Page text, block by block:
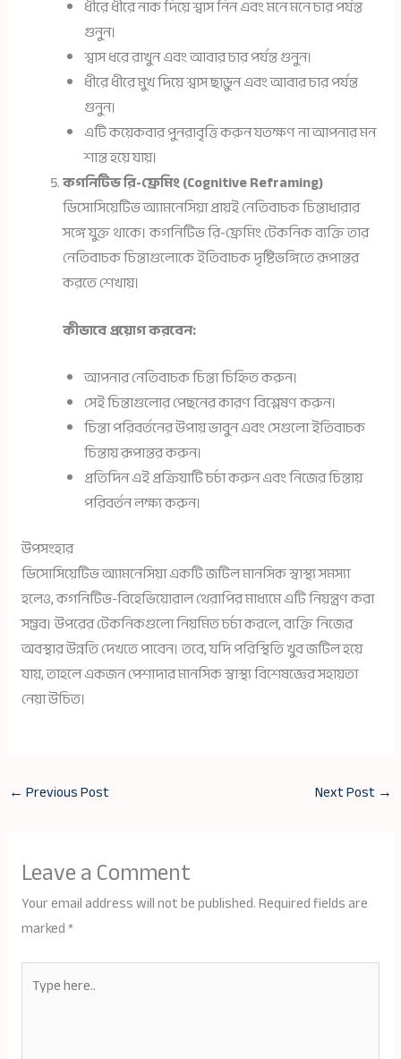
ধীরে ধীরে নাক দিয়ে শ্বাস নিন এবং মনে মনে চার পর্যন্ত
গুনুন।
শ্বাস ধরে রাখুন এবং আবার চার পর্যন্ত গুনুন।
ধীরে ধীরে মুখ দিয়ে শ্বাস ছাড়ুন এবং আবার চার পর্যন্ত
গুনুন।
এটি কয়েকবার পুনরাবৃত্তি করুন যতক্ষণ না আপনার মন
শান্ত হয়ে যায়।
কগনিটিভ রি-ফ্রেমিং (Cognitive Reframing)
ডিসোসিয়েটিভ অ্যামনেসিয়া প্রায়ই নেতিবাচক চিন্তাধারার
সঙ্গে যুক্ত থাকে। কগনিটিভ রি-ফ্রেমিং টেকনিক ব্যক্তি তার
নেতিবাচক চিন্তাগুলোকে ইতিবাচক দৃষ্টিভঙ্গিতে রূপান্তর
করতে শেখায়।
কীভাবে প্রয়োগ করবেন:
আপনার নেতিবাচক চিন্তা চিহ্নিত করুন।
সেই চিন্তাগুলোর পেছনের কারণ বিশ্লেষণ করুন।
চিন্তা পরিবর্তনের উপায় ভাবুন এবং সেগুলো ইতিবাচক
চিন্তায় রূপান্তর করুন।
প্রতিদিন এই প্রক্রিয়াটি চর্চা করুন এবং নিজের চিন্তায়
পরিবর্তন লক্ষ্য করুন।
উপসংহার
ডিসোসিয়েটিভ অ্যামনেসিয়া একটি জটিল মানসিক স্বাস্থ্য সমস্যা
হলেও, কগনিটিভ-বিহেভিয়োরাল থেরাপির মাধ্যমে এটি নিয়ন্ত্রণ করা
সম্ভব। উপরের টেকনিকগুলো নিয়মিত চর্চা করলে, ব্যক্তি নিজের
অবস্থার উন্নতি দেখতে পাবেন। তবে, যদি পরিস্থিতি খুব জটিল হয়ে
যায়, তাহলে একজন পেশাদার মানসিক স্বাস্থ্য বিশেষজ্ঞের সহায়তা
নেয়া উচিত।
← Previous Post Next Post →
Leave a Comment
Your email address will not be published.Required fields are
marked*
here..